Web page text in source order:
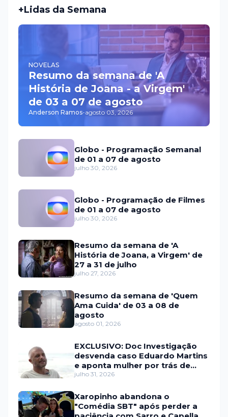
+Lidas da Semana
NOVELAS
Resumo da semana de 'A
História de Joana - a Virgem'
de 03 a 07 de agosto
Anderson Ramos-agosto 03, 2026
Globo - Programação Semanal
de 01 a 07 de agosto
julho 30, 2026
Globo - Programação de Filmes
de 01 a 07 de agosto
julho 30, 2026
Resumo da semana de 'A
História de Joana, a Virgem' de
27 a 31 de julho
julho 27, 2026
Resumo da semana de 'Quem
Ama Cuida' de 03 a 08 de
agosto
agosto 01, 2026
EXCLUSIVO: Doc Investigação
desvenda caso Eduardo Martins
e aponta mulher por trás de
fraude internacional
julho 31, 2026
Xaropinho abandona o
"Comédia SBT" após perder a